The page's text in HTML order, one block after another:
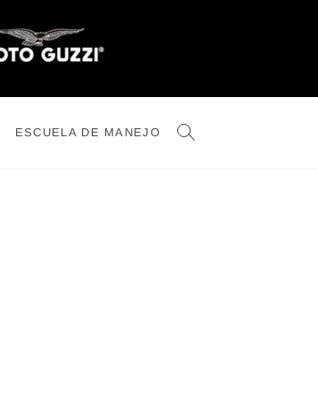
ESCUELA DE MANEJO